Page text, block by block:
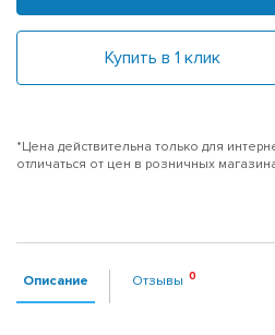
Купить в 1 клик
*Цена действительна только для
отличаться от цен в розничных
Описание Отзывы